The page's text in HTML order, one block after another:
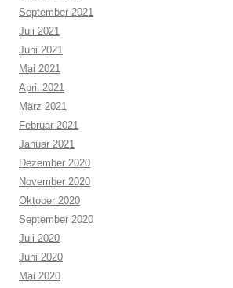
September 2021
Juli 2021
Juni 2021
Mai 2021
April 2021
März 2021
Februar 2021
Januar 2021
Dezember 2020
November 2020
Oktober 2020
September 2020
Juli 2020
Juni 2020
Mai 2020